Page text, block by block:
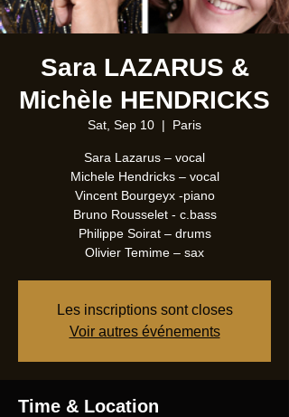
Sara LAZARUS &
Michèle HENDRICKS
Sat, Sep 10
  |
Paris
Sara Lazarus – vocal
Michele Hendricks – vocal
Vincent Bourgeyx -piano
Bruno Rousselet - c.bass
Philippe Soirat – drums
Olivier Temime – sax
Les inscriptions sont closes
Voir autres événements
Time & Location